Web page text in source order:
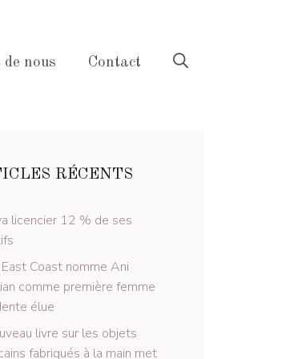
nous Contact
RÉCENTS
licencier 12 % de ses
Coast nomme Ani
comme première femme
élue
livre sur les objets
fabriqués à la main met